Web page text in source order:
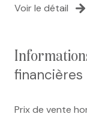
Voir le détail
financières
Prix de vente